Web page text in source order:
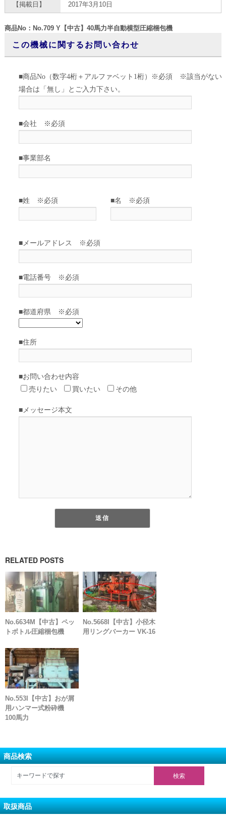
【掲載日】 2017年3月10日
商品No：No.709 Y【中古】40馬力半自動横型圧縮梱包機
この機械に関するお問い合わせ
RELATED POSTS
No.6634M【中古】ペッ
トボトル圧縮梱包機
No.5668I【中古】小径木
用リングバーカー VK-16
No.553I【中古】おが屑
用ハンマー式粉砕機
100馬力
商品検索
取扱商品